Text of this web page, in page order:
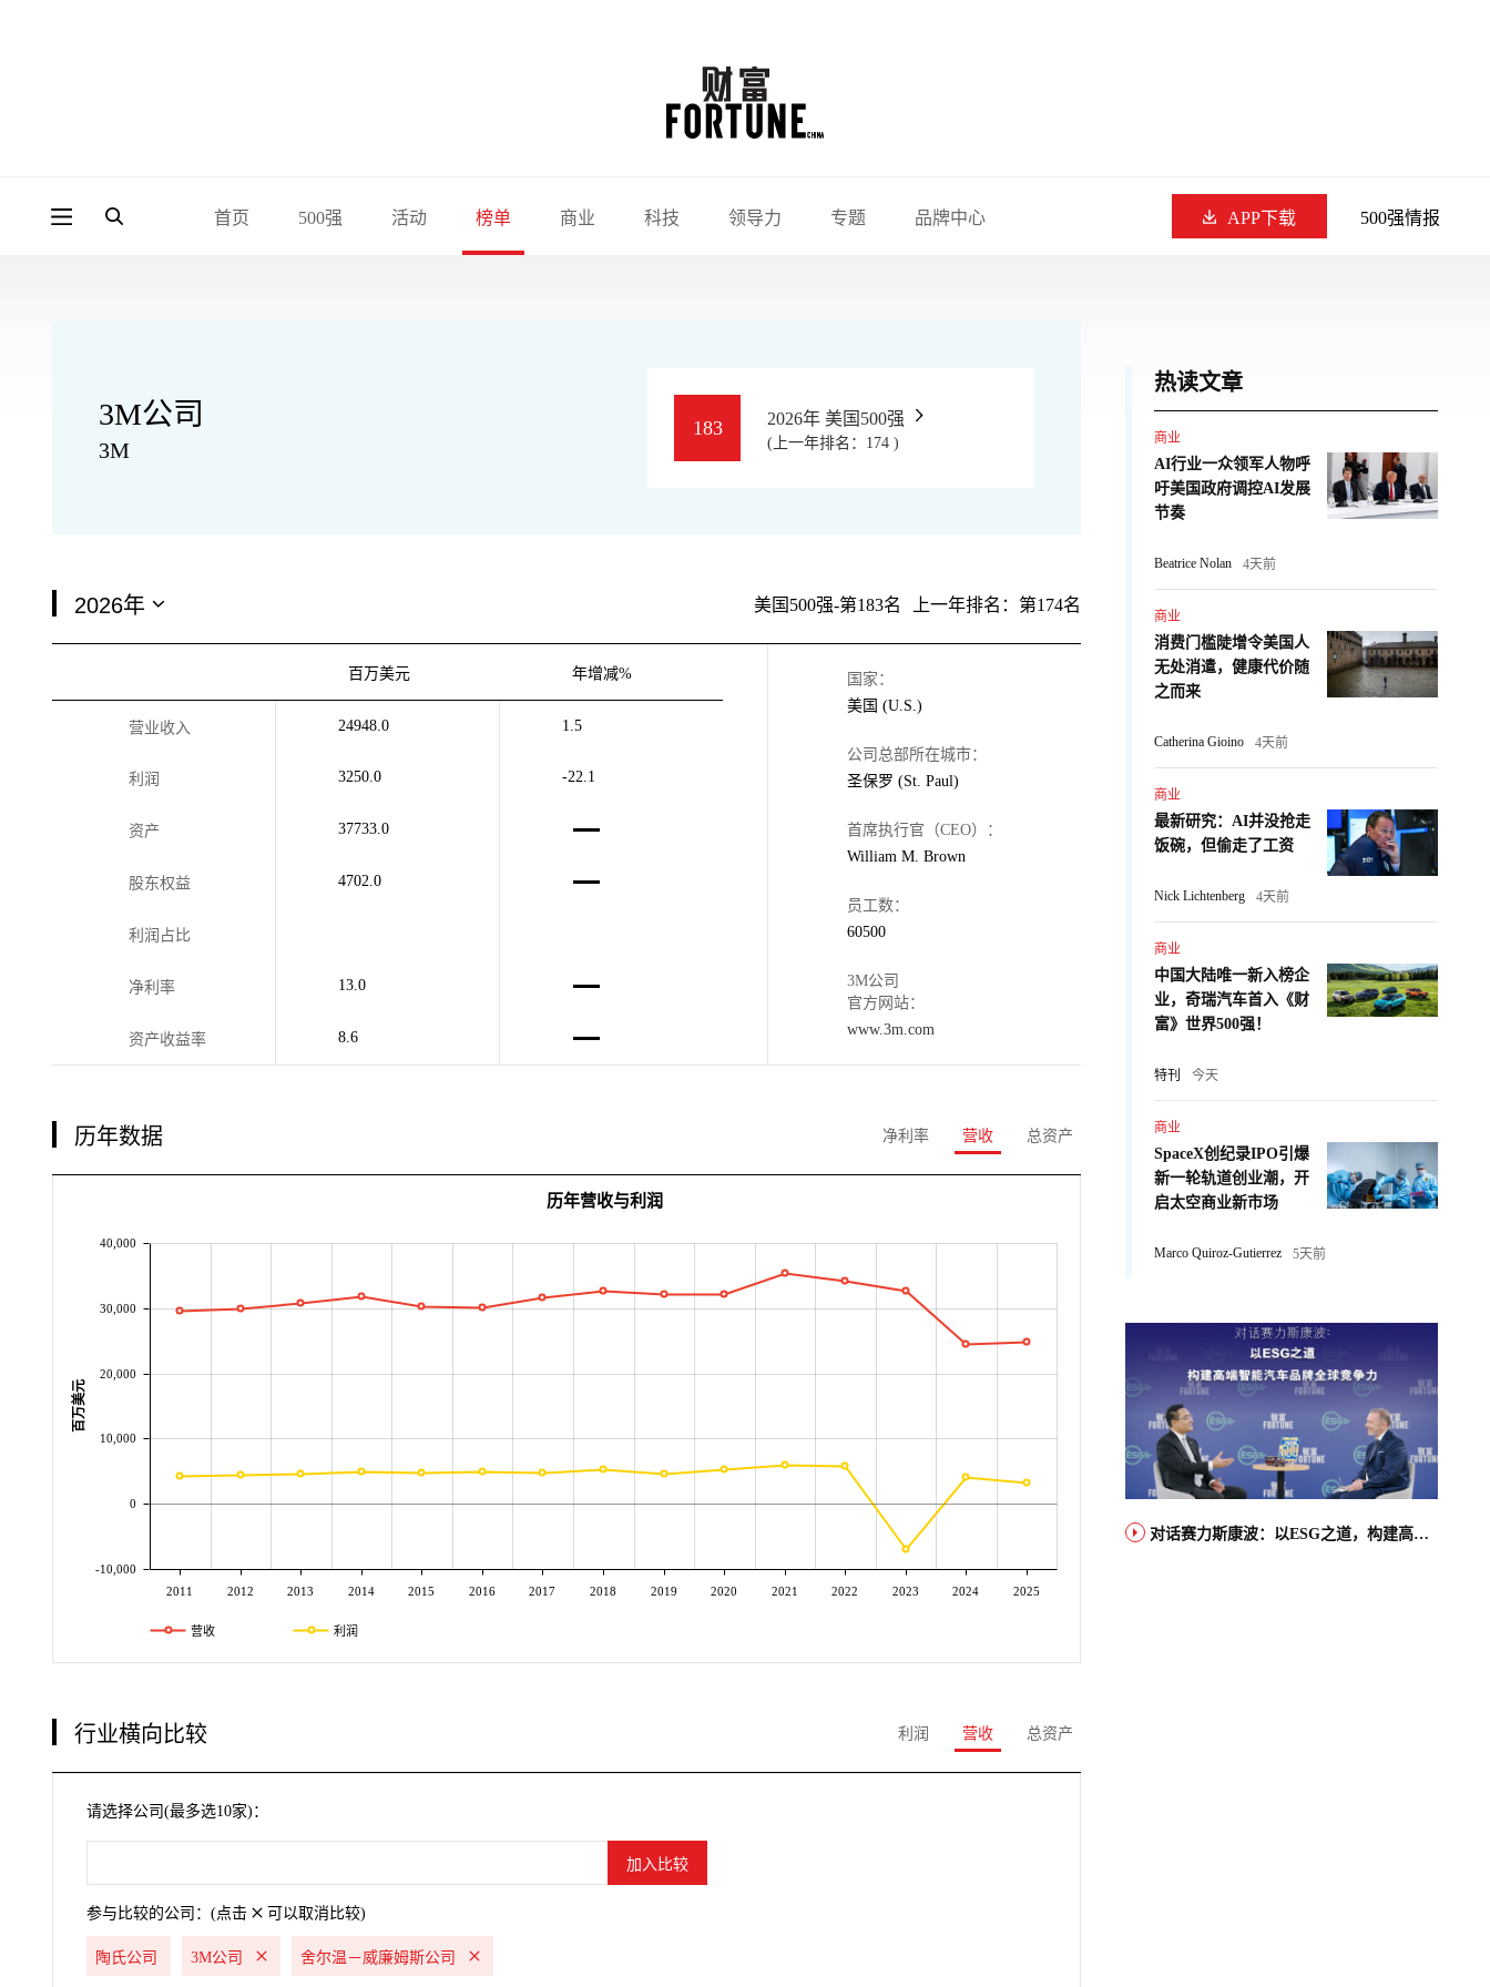
首页 500强 活动 榜单 商业 科技 领导力 专题 品牌中心 APP下载 500强情报
3M公司
3M
183 2026年 美国500强
(上一年排名：174 )
美国500强-第183名 上一年排名：第174名
百万美元 年增减%
营业收入 24948.0 1.5
利润 3250.0 -22.1
资产 37733.0
股东权益 4702.0
利润占比
净利率 13.0
资产收益率 8.6
国家：
美国 (U.S.)
公司总部所在城市：
圣保罗 (St. Paul)
首席执行官（CEO）：
William M. Brown
员工数：
60500
3M公司
官方网站：
www.3m.com
历年数据 净利率 营收 总资产
2011 2012 2013 2014 2015 2016 2017 2018 2019 2020 2021 2022 2023 2024 2025
-10,000
0
10,000
20,000
30,000
40,000
百万美元
历年营收与利润
营收 利润
行业横向比较 利润 营收 总资产
请选择公司(最多选10家)：
参与比较的公司：(点击 可以取消比较)
陶氏公司 3M公司 舍尔温－威廉姆斯公司
热读文章
商业
AI行业一众领军人物呼
吁美国政府调控AI发展
节奏
Beatrice Nolan 4天前
商业
消费门槛陡增令美国人
无处消遣，健康代价随
之而来
Catherina Gioino 4天前
商业
最新研究：AI并没抢走
饭碗，但偷走了工资
Nick Lichtenberg 4天前
商业
中国大陆唯一新入榜企
业，奇瑞汽车首入《财
富》世界500强！
特刊 今天
商业
SpaceX创纪录IPO引爆
新一轮轨道创业潮，开
启太空商业新市场
Marco Quiroz-Gutierrez 5天前
对话赛力斯康波：以ESG之道，构建高端智能汽车品牌全球竞争力